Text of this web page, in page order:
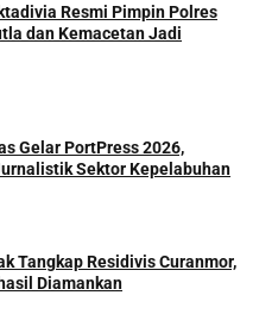
Resmi Pimpin Polres
dan Kemacetan Jadi
Gelar PortPress 2026,
Sektor Kepelabuhan
Tangkap Residivis Curanmor,
Diamankan